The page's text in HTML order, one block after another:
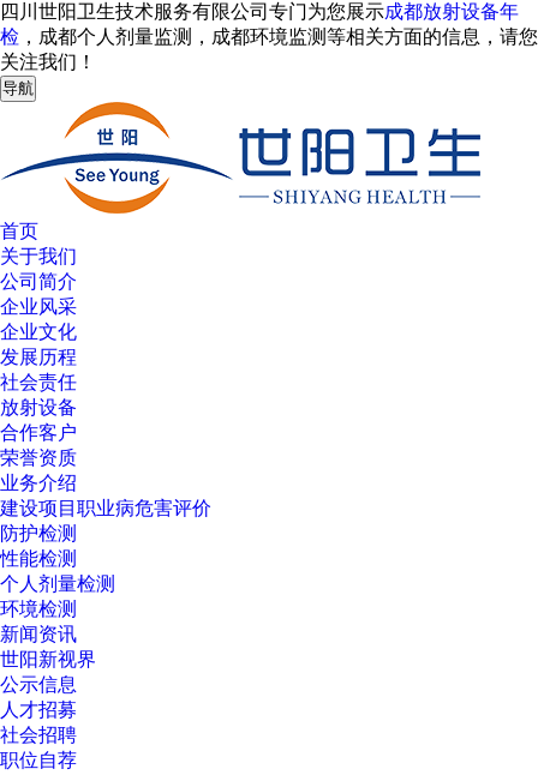
四川世阳卫生技术服务有限公司专门为您展示成都放射设备年
检 ，成都个人剂量监测，成都环境监测等相关方面的信息，请您
关注我们！
导航
首页
关于我们
公司简介
企业风采
企业文化
发展历程
社会责任
放射设备
合作客户
荣誉资质
业务介绍
建设项目职业病危害评价
防护检测
性能检测
个人剂量检测
环境检测
新闻资讯
世阳新视界
公示信息
人才招募
社会招聘
职位自荐